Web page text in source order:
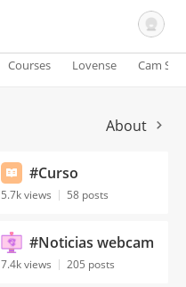
Courses Lovense Cam
About
#Curso
5.7k views 58 posts
#Noticias webcam
7.4k views 205 posts